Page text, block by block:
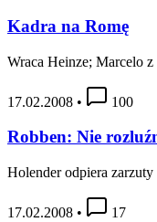
Kadra na Romę
Wraca Heinze; Marcelo z
17.02.2008 • 100
Robben: Nie
Holender odpiera
17.02.2008 • 17